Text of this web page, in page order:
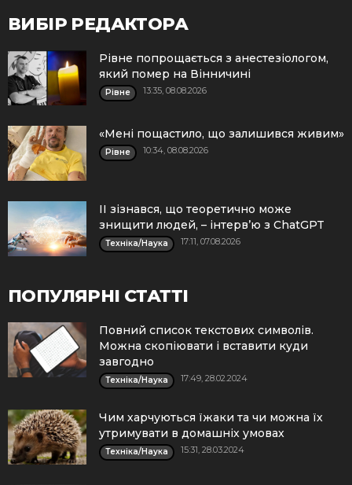
ВИБІР РЕДАКТОРА
Рівне попрощається з анестезіологом,
який помер на Вінничині
Рівне 13:35, 08.08.2026
«Мені пощастило, що залишився живим»
Рівне 10:34, 08.08.2026
ІІ зізнався, що теоретично може
знищити людей, – інтерв’ю з ChatGPT
Техніка/Наука 17:11, 07.08.2026
ПОПУЛЯРНІ СТАТТІ
Повний список текстових символів.
Можна скопіювати і вставити куди
завгодно
Техніка/Наука 17:49, 28.02.2024
Чим харчуються їжаки та чи можна їх
утримувати в домашніх умовах
Техніка/Наука 15:31, 28.03.2024